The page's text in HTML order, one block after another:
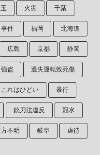
火災 千葉
事件 福岡 北海道
広島 京都 静岡
強盗 過失運転致死傷
これはひどい 暴行
銃刀法違反 冠水
不明 岐阜 虐待